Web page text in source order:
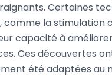
Certaines
comme la stimulation
capacité à
Ces découvertes
été adaptées au